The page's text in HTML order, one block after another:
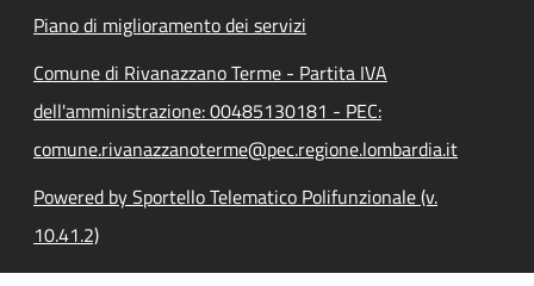
Piano di miglioramento dei servizi
Comune di Rivanazzano Terme - Partita IVA
dell'amministrazione: 00485130181 - PEC:
comune.rivanazzanoterme@pec.regione.lombardia.it
Powered by Sportello Telematico Polifunzionale (v.
10.41.2)